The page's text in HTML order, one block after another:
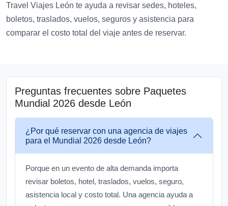
Travel Viajes León te ayuda a revisar sedes, hoteles,
boletos, traslados, vuelos, seguros y asistencia para
comparar el costo total del viaje antes de reservar.
Preguntas frecuentes sobre Paquetes
Mundial 2026 desde León
¿Por qué reservar con una agencia de viajes
para el Mundial 2026 desde León?
Porque en un evento de alta demanda importa
revisar boletos, hotel, traslados, vuelos, seguro,
asistencia local y costo total. Una agencia ayuda a